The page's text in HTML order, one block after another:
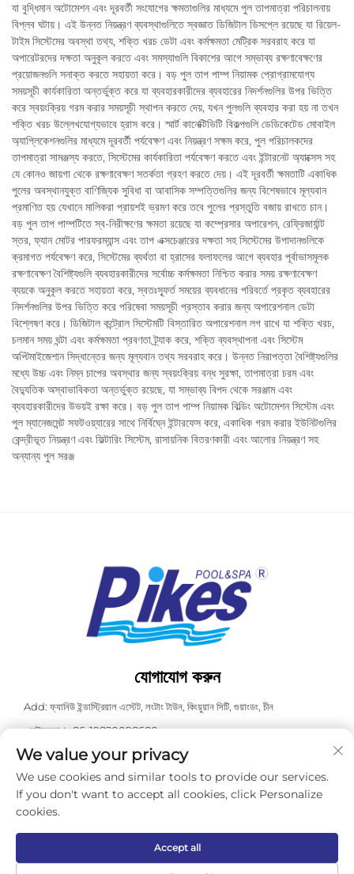
যা বুদ্ধিমান অটোমেশন এবং দূরবর্তী সংযোগের ক্ষমতাগুলির মাধ্যমে পুল তাপমাত্রা পরিচালনায়
বিপ্লব ঘটায়। এই উন্নত নিয়ন্ত্রণ ব্যবস্থাগুলিতে স্বজ্ঞাত ডিজিটাল ডিসপ্লে রয়েছে যা রিয়েল-
টাইম সিস্টেমের অবস্থা তথ্য, শক্তি খরচ ডেটা এবং কর্মক্ষমতা মেট্রিক সরবরাহ করে যা
অপারেটরদের দক্ষতা অনুকূল করতে এবং সমস্যাগুলি বিকাশের আগে সম্ভাব্য রক্ষণাবেক্ষণের
প্রয়োজনগুলি সনাক্ত করতে সহায়তা করে। বড় পুল তাপ পাম্প নিয়ামক প্রোগ্রামযোগ্য
সময়সূচী কার্যকারিতা অন্তর্ভুক্ত করে যা ব্যবহারকারীদের ব্যবহারের নিদর্শনগুলির উপর ভিত্তি
করে স্বয়ংক্রিয় গরম করার সময়সূচী স্থাপন করতে দেয়, যখন পুলগুলি ব্যবহার করা হয় না তখন
শক্তি খরচ উল্লেখযোগ্যভাবে হ্রাস করে। স্মার্ট কানেক্টিভিটি বিকল্পগুলি ডেডিকেটেড মোবাইল
অ্যাপ্লিকেশনগুলির মাধ্যমে দূরবর্তী পর্যবেক্ষণ এবং নিয়ন্ত্রণ সক্ষম করে, পুল পরিচালকদের
তাপমাত্রা সামঞ্জস্য করতে, সিস্টেমের কার্যকারিতা পর্যবেক্ষণ করতে এবং ইন্টারনেট অ্যাক্সেস সহ
যে কোনও জায়গা থেকে রক্ষণাবেক্ষণ সতর্কতা গ্রহণ করতে দেয়। এই দূরবর্তী ক্ষমতাটি একাধিক
পুলের অবস্থানযুক্ত বাণিজ্যিক সুবিধা বা আবাসিক সম্পত্তিগুলির জন্য বিশেষভাবে মূল্যবান
প্রমাণিত হয় যেখানে মালিকরা প্রায়শই ভ্রমণ করে তবে পুলের প্রস্তুতি বজায় রাখতে চান।
বড় পুল তাপ পাম্পটিতে স্ব-নিরীক্ষণের ক্ষমতা রয়েছে যা কম্প্রেসার অপারেশন, রেফ্রিজার্যান্ট
স্তর, ফ্যান মোটর পারফরম্যান্স এবং তাপ এক্সচেঞ্জারের দক্ষতা সহ সিস্টেমের উপাদানগুলিকে
ক্রমাগত পর্যবেক্ষণ করে, সিস্টেমের ব্যর্থতা বা হ্রাসের ফলাফলের আগে ব্যবহার পূর্বাভাসমূলক
রক্ষণাবেক্ষণ বৈশিষ্ট্যগুলি ব্যবহারকারীদের সর্বোচ্চ কর্মক্ষমতা নিশ্চিত করার সময় রক্ষণাবেক্ষণ
ব্যয়কে অনুকূল করতে সহায়তা করে, স্বতঃস্ফূর্ত সময়ের ব্যবধানের পরিবর্তে প্রকৃত ব্যবহারের
নিদর্শনগুলির উপর ভিত্তি করে পরিষেবা সময়সূচী প্রস্তাব করার জন্য অপারেশনাল ডেটা
বিশ্লেষণ করে। ডিজিটাল কন্ট্রোল সিস্টেমটি বিস্তারিত অপারেশনাল লগ রাখে যা শক্তি খরচ,
চলমান সময় ঘন্টা এবং কর্মক্ষমতা প্রবণতা ট্র্যাক করে, শক্তি ব্যবস্থাপনা এবং সিস্টেম
অপ্টিমাইজেশান সিদ্ধান্তের জন্য মূল্যবান তথ্য সরবরাহ করে। উন্নত নিরাপত্তা বৈশিষ্ট্যগুলির
মধ্যে উচ্চ এবং নিম্ন চাপের অবস্থার জন্য স্বয়ংক্রিয় বন্ধ সুরক্ষা, তাপমাত্রা চরম এবং
বৈদ্যুতিক অস্বাভাবিকতা অন্তর্ভুক্ত রয়েছে, যা সম্ভাব্য বিপদ থেকে সরঞ্জাম এবং
ব্যবহারকারীদের উভয়ই রক্ষা করে। বড় পুল তাপ পাম্প নিয়ামক বিল্ডিং অটোমেশন সিস্টেম এবং
পুল ম্যানেজমেন্ট সফটওয়্যারের সাথে নির্বিঘ্নে ইন্টারফেস করে, একাধিক গরম করার ইউনিটগুলির
কেন্দ্রীভূত নিয়ন্ত্রণ এবং ফিল্টারিং সিস্টেম, রাসায়নিক বিতরণকারী এবং আলোর নিয়ন্ত্রণ সহ
অন্যান্য পুল সরঞ্জ
যোগাযোগ করুন
Add: ফ্যানিউ ইন্ডাস্ট্রিয়াল এস্টেট, লংটাং টাউন, কিংয়ুয়ান সিটি, গুয়াংডং, চীন
ওয়াটসঅ্যাপ:+86-19820098680
টেলিফোন:+86-0763-3603098
ই-মেইল:[email protected]
কপিরাইট © ২০২৬ গুয়াংডং কাসডালি পুল স্পা একুইপমেন্ট কো., লিমিটেড। সর্বস্বত্ব সংরক্ষিত। -
গোপনীয়তা নীতি
We value your privacy
We use cookies and similar tools to provide our services.
If you don't want to accept all cookies, click Personalize
cookies.
Accept all